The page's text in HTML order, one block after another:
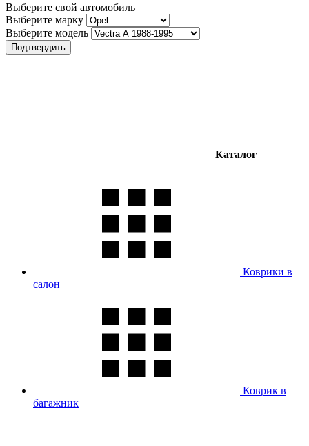
Выберите свой автомобиль
Выберите марку
Выберите модель
Подтвердить
Каталог
Коврики в
салон
Коврик в
багажник